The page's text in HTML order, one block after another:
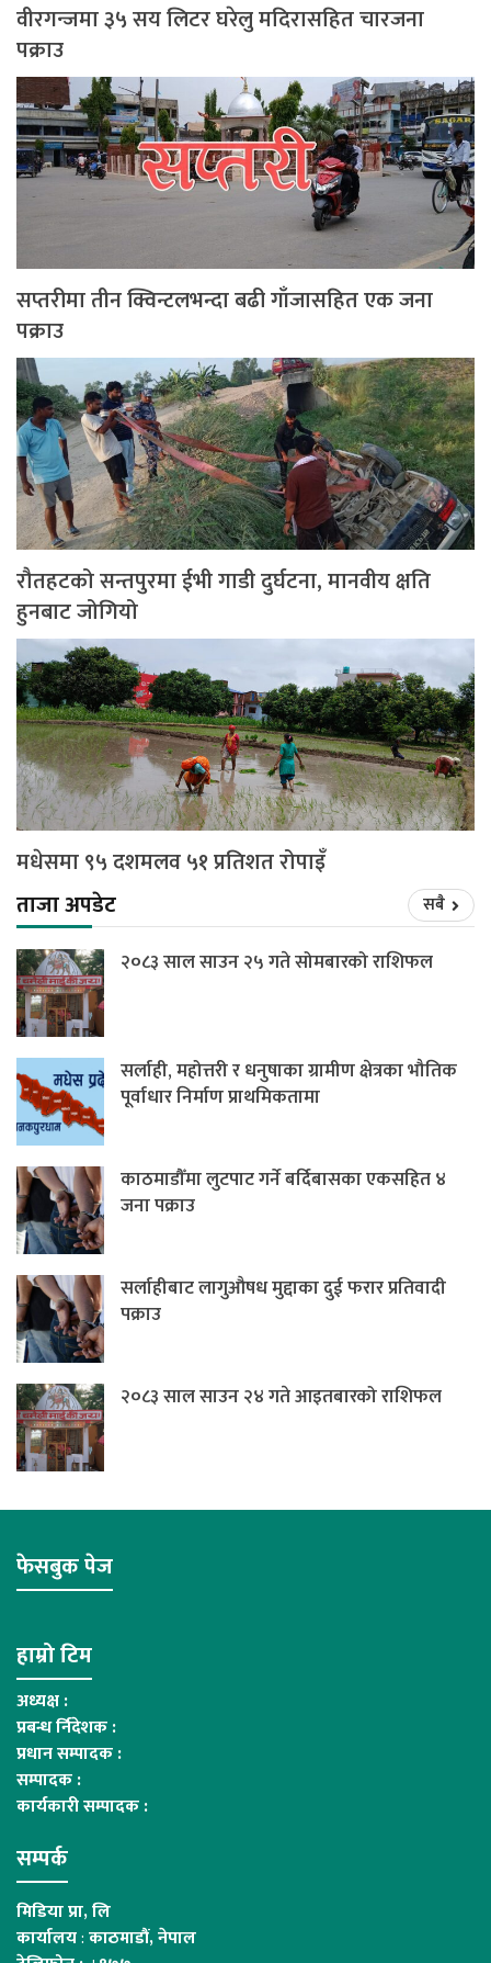
वीरगन्जमा ३५ सय लिटर घरेलु मदिरासहित चारजना
पक्राउ
सप्तरीमा तीन क्विन्टलभन्दा बढी गाँजासहित एक जना
पक्राउ
रौतहटको सन्तपुरमा ईभी गाडी दुर्घटना, मानवीय क्षति
हुनबाट जोगियो
मधेसमा ९५ दशमलव ५१ प्रतिशत रोपाइँ
ताजा अपडेट
सबै
२०८३ साल साउन २५ गते सोमबारको राशिफल
सर्लाही, महोत्तरी र धनुषाका ग्रामीण क्षेत्रका भौतिक
पूर्वाधार निर्माण प्राथमिकतामा
काठमाडौँमा लुटपाट गर्ने बर्दिबासका एकसहित ४
जना पक्राउ
सर्लाहीबाट लागुऔषध मुद्दाका दुई फरार प्रतिवादी
पक्राउ
२०८३ साल साउन २४ गते आइतबारको राशिफल
फेसबुक पेज
हाम्रो टिम
अध्यक्ष :
प्रबन्ध र्निदेशक :
प्रधान सम्पादक :
सम्पादक :
कार्यकारी सम्पादक :
सम्पर्क
मिडिया प्रा, लि
कार्यालय:काठमाडौं, नेपाल